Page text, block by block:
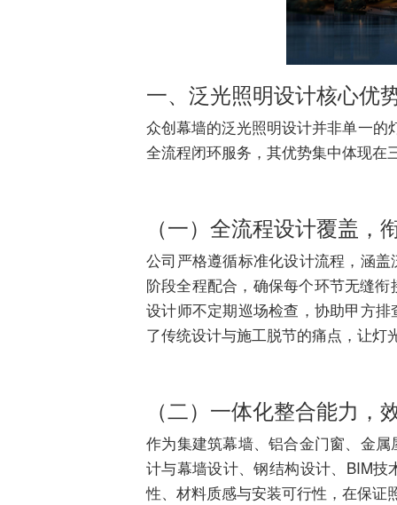
一、泛光照明设计核心优
众创幕墙的泛光照明设计并非单一的
全流程闭环服务，其优势集中体现在
（一）全流程设计覆盖，
公司严格遵循标准化设计流程，涵
阶段全程配合，确保每个环节无缝
设计师不定期巡场检查，协助甲方
了传统设计与施工脱节的痛点，让灯
（二）一体化整合能力，
作为集建筑幕墙、铝合金门窗、金
计与幕墙设计、钢结构设计、BIM
性、材料质感与安装可行性，在保